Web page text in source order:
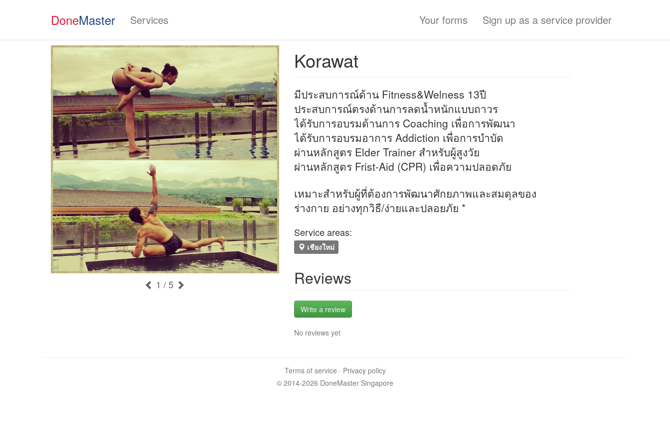
DoneMaster Services Your forms Sign up as a service provider
1 / 5
Korawat
มีประสบการณ์​ด้าน Fitness​&Welness 13ปี
ประสบการณ์​ตรงด้านการลดน้ำหนักแบบถาวร
ได้รับการอบรม​ด้านการ Coaching เพื่อการพัฒนา​
ได้รับการอบรมอาการ Addiction เพื่อการบำบัด
ผ่านหลักสูตร Elder Trainer​ สำหรับผู้สูงวัย
ผ่านหลักสูตร ​Frist​-Aid (CPR) เพื่อความปลอดภัย
เหมาะสำหรับผู้ที่ต้องการพัฒนา​ศักยภาพ​และสมดุล​ของ
ร่างกาย อย่างทุกวิธี/ง่ายและปลอยภัย *
Service areas:
เชียงใหม่
Reviews
Write a review
No reviews yet
Terms of service · Privacy policy
© 2014-2026 DoneMaster Singapore